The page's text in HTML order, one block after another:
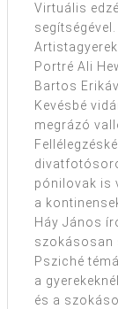
Virtuális
segítségével.
Portré Ali
Bartos
Kevésbé
megrázó
pónilovak is
a
Háy János
szokásosan
Psziché
a
és a